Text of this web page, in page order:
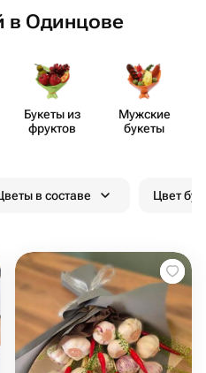
в Одинцове
Букеты из
фруктов
Мужские
букеты
в составе Цвет